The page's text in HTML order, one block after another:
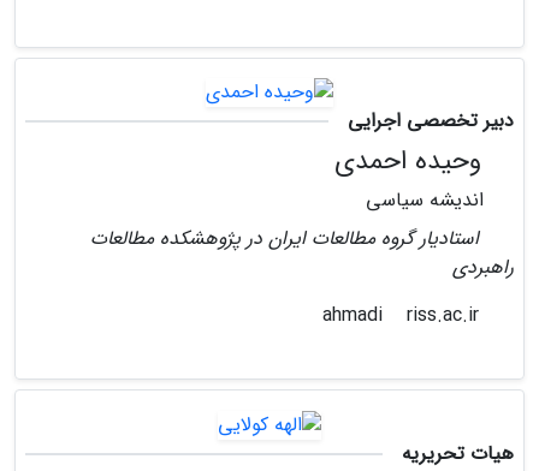
دبیر تخصصی اجرایی
وحیده احمدی
اندیشه سیاسی
استادیار گروه مطالعات ایران در پژوهشکده مطالعات
راهبردی
riss.ac.ir
هیات تحریریه